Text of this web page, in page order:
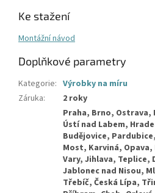
Ke stažení
Montážní návod
Doplňkové parametry
Kategorie: Výrobky na míru
Záruka: 2 roky
Praha, Brno, Ostrava, Plzeň, Liberec, Olomouc, Ústí nad Labem, Hradec Králové, České Budějovice, Pardubice, Havířov, Zlín, Kladno, Most, Karviná, Opava, Frýdek-Místek, Karlovy Vary, Jihlava, Teplice, Děčín, Chomutov, Přerov, Jablonec nad Nisou, Mladá Boleslav, Prostějov, Třebíč, Česká Lípa, Třinec, Tábor, Znojmo, Příbram, Cheb, Orlová, Kolín, Trutnov, Písek, Kroměříž, Šumperk, Vsetín, Valašské Meziříčí, Litvínov, Uherské Hradiště, Hodonín, Český Těšín, Břeclav, Havlíčkův Brod, Žďár nad Sázavou, Jindřichův Hradec, Vyškov, Blansko, Kutná